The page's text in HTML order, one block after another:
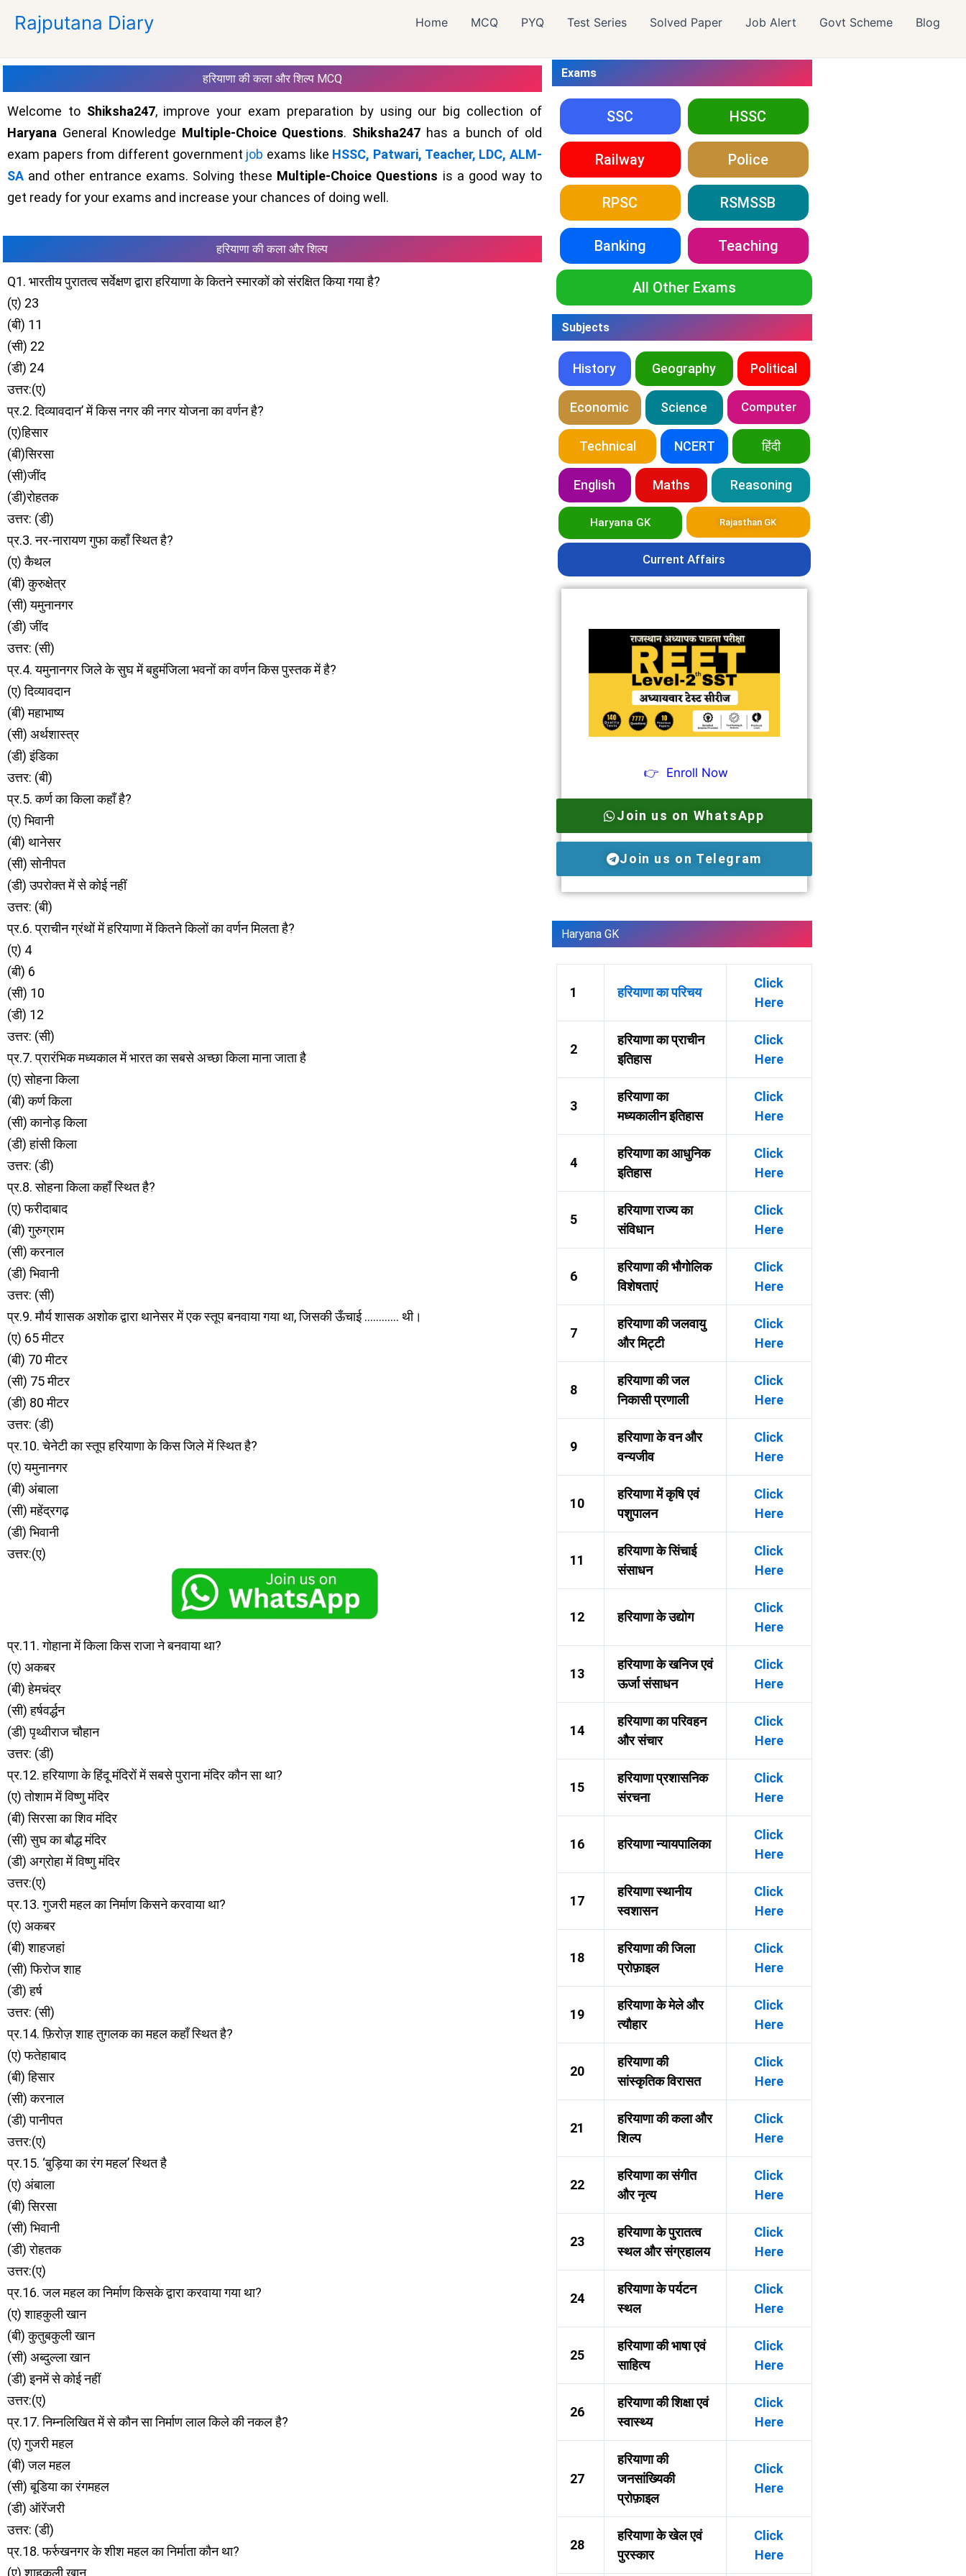
Rajputana Diary Home MCQ PYQ Test Series Solved Paper Job Alert Govt Scheme Blog
हरियाणा की कला और शिल्प MCQ
Welcome to Shiksha247, improve your exam preparation by using our big collection of
Haryana General Knowledge Multiple-Choice Questions. Shiksha247has a bunch of old
exam papers from different government job exams like HSSC, Patwari, Teacher, LDC, ALM-
SA and other entrance exams. Solving these Multiple-Choice Questions is a good way to
get ready for your exams and increase your chances of doing well.
हरियाणा की कला और शिल्प
Q1. भारतीय पुरातत्व सर्वेक्षण द्वारा हरियाणा के कितने स्मारकों को संरक्षित किया गया है?
(ए) 23
(बी) 11
(सी) 22
(डी) 24
उत्तर:(ए)
प्र.2. दिव्यावदान’ में किस नगर की नगर योजना का वर्णन है?
(ए)हिसार
(बी)सिरसा
(सी)जींद
(डी)रोहतक
उत्तर: (डी)
प्र.3. नर-नारायण गुफा कहाँ स्थित है?
(ए) कैथल
(बी) कुरुक्षेत्र
(सी) यमुनानगर
(डी) जींद
उत्तर: (सी)
प्र.4. यमुनानगर जिले के सुघ में बहुमंजिला भवनों का वर्णन किस पुस्तक में है?
(ए) दिव्यावदान
(बी) महाभाष्य
(सी) अर्थशास्त्र
(डी) इंडिका
उत्तर: (बी)
प्र.5. कर्ण का किला कहाँ है?
(ए) भिवानी
(बी) थानेसर
(सी) सोनीपत
(डी) उपरोक्त में से कोई नहीं
उत्तर: (बी)
प्र.6. प्राचीन ग्रंथों में हरियाणा में कितने किलों का वर्णन मिलता है?
(ए) 4
(बी) 6
(सी) 10
(डी) 12
उत्तर: (सी)
प्र.7. प्रारंभिक मध्यकाल में भारत का सबसे अच्छा किला माना जाता है
(ए) सोहना किला
(बी) कर्ण किला
(सी) कानोड़ किला
(डी) हांसी किला
उत्तर: (डी)
प्र.8. सोहना किला कहाँ स्थित है?
(ए) फरीदाबाद
(बी) गुरुग्राम
(सी) करनाल
(डी) भिवानी
उत्तर: (सी)
प्र.9. मौर्य शासक अशोक द्वारा थानेसर में एक स्तूप बनवाया गया था, जिसकी ऊँचाई ………… थी।
(ए) 65 मीटर
(बी) 70 मीटर
(सी) 75 मीटर
(डी) 80 मीटर
उत्तर: (डी)
प्र.10. चेनेटी का स्तूप हरियाणा के किस जिले में स्थित है?
(ए) यमुनानगर
(बी) अंबाला
(सी) महेंद्रगढ़
(डी) भिवानी
उत्तर:(ए)
प्र.11. गोहाना में किला किस राजा ने बनवाया था?
(ए) अकबर
(बी) हेमचंद्र
(सी) हर्षवर्द्धन
(डी) पृथ्वीराज चौहान
उत्तर: (डी)
प्र.12. हरियाणा के हिंदू मंदिरों में सबसे पुराना मंदिर कौन सा था?
(ए) तोशाम में विष्णु मंदिर
(बी) सिरसा का शिव मंदिर
(सी) सुघ का बौद्ध मंदिर
(डी) अग्रोहा में विष्णु मंदिर
उत्तर:(ए)
प्र.13. गुजरी महल का निर्माण किसने करवाया था?
(ए) अकबर
(बी) शाहजहां
(सी) फिरोज शाह
(डी) हर्ष
उत्तर: (सी)
प्र.14. फ़िरोज़ शाह तुगलक का महल कहाँ स्थित है?
(ए) फतेहाबाद
(बी) हिसार
(सी) करनाल
(डी) पानीपत
उत्तर:(ए)
प्र.15. ‘बुड़िया का रंग महल’ स्थित है
(ए) अंबाला
(बी) सिरसा
(सी) भिवानी
(डी) रोहतक
उत्तर:(ए)
प्र.16. जल महल का निर्माण किसके द्वारा करवाया गया था?
(ए) शाहकुली खान
(बी) कुतुबकुली खान
(सी) अब्दुल्ला खान
(डी) इनमें से कोई नहीं
उत्तर:(ए)
प्र.17. निम्नलिखित में से कौन सा निर्माण लाल किले की नकल है?
(ए) गुजरी महल
(बी) जल महल
(सी) बूडिया का रंगमहल
(डी) ऑरेंजरी
उत्तर: (डी)
प्र.18. फर्रुखनगर के शीश महल का निर्माता कौन था?
(ए) शाहकुली खान
Exams
SSC HSSC
Railway Police
RPSC RSMSSB
Banking Teaching
All Other Exams
Subjects
History Geography Political
Economic Science Computer
Technical NCERT हिंदी
English Maths Reasoning
Haryana GK Rajasthan GK
Current Affairs
👉 Enroll Now
Join us on WhatsApp
Join us on Telegram
Haryana GK
1 हरियाणा का परिचय
Click
Here
2
हरियाणा का प्राचीन
इतिहास
Click
Here
3
हरियाणा का
मध्यकालीन इतिहास
Click
Here
4
हरियाणा का आधुनिक
इतिहास
Click
Here
5
हरियाणा राज्य का
संविधान
Click
Here
6
हरियाणा की भौगोलिक
विशेषताएं
Click
Here
7
हरियाणा की जलवायु
और मिट्टी
Click
Here
8
हरियाणा की जल
निकासी प्रणाली
Click
Here
9
हरियाणा के वन और
वन्यजीव
Click
Here
10
हरियाणा में कृषि एवं
पशुपालन
Click
Here
11
हरियाणा के सिंचाई
संसाधन
Click
Here
12 हरियाणा के उद्योग
Click
Here
13
हरियाणा के खनिज एवं
ऊर्जा संसाधन
Click
Here
14
हरियाणा का परिवहन
और संचार
Click
Here
15
हरियाणा प्रशासनिक
संरचना
Click
Here
16 हरियाणा न्यायपालिका
Click
Here
17
हरियाणा स्थानीय
स्वशासन
Click
Here
18
हरियाणा की जिला
प्रोफ़ाइल
Click
Here
19
हरियाणा के मेले और
त्यौहार
Click
Here
20
हरियाणा की
सांस्कृतिक विरासत
Click
Here
21
हरियाणा की कला और
शिल्प
Click
Here
22
हरियाणा का संगीत
और नृत्य
Click
Here
23
हरियाणा के पुरातत्व
स्थल और संग्रहालय
Click
Here
24
हरियाणा के पर्यटन
स्थल
Click
Here
25
हरियाणा की भाषा एवं
साहित्य
Click
Here
26
हरियाणा की शिक्षा एवं
स्वास्थ्य
Click
Here
27
हरियाणा की
जनसांख्यिकी
प्रोफ़ाइल
Click
Here
28
हरियाणा के खेल एवं
पुरस्कार
Click
Here